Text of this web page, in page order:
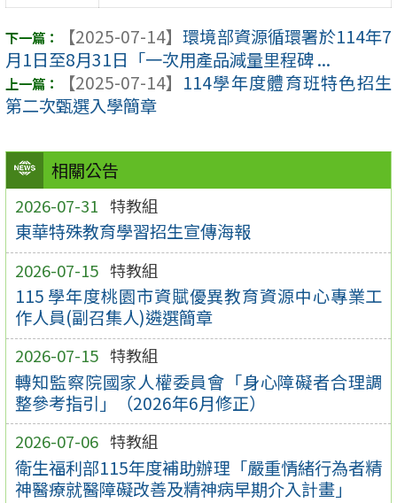
相關公告
2026-07-31 特教組
東華特殊教育學習招生宣傳海報
2026-07-15 特教組
115 學年度桃園市資賦優異教育資源中心專業工
作人員(副召集人)遴選簡章
2026-07-15 特教組
轉知監察院國家人權委員會「身心障礙者合理調
整參考指引」（2026年6月修正）
2026-07-06 特教組
衛生福利部115年度補助辦理「嚴重情緒行為者精
神醫療就醫障礙改善及精神病早期介入計畫」
【2025-07-14】 環境部資源循環署於114年7
月1日至8月31日「一次用產品減量里程碑 ...
【2025-07-14】 114學年度體育班特色招生
第二次甄選入學簡章